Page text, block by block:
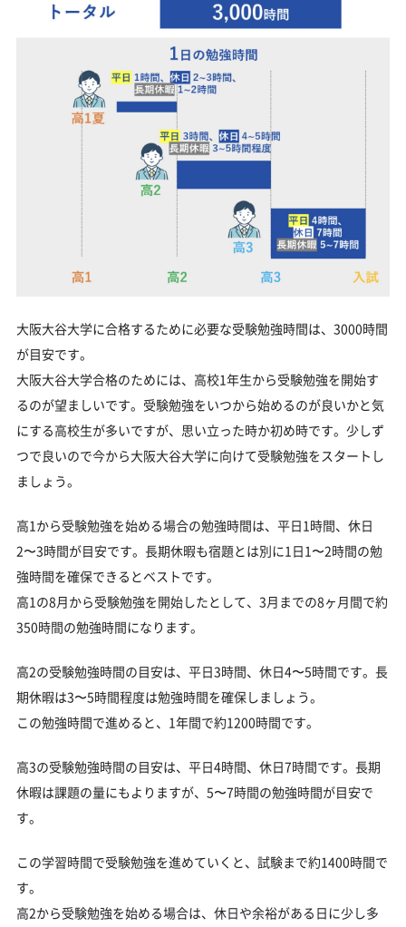
大阪大谷大学に合格するために必要な受験勉強時間は、3000時間
が目安です。
大阪大谷大学合格のためには、高校1年生から受験勉強を開始す
るのが望ましいです。受験勉強をいつから始めるのが良いかと気
にする高校生が多いですが、思い立った時か初め時です。少しず
つで良いので今から大阪大谷大学に向けて受験勉強をスタートし
ましょう。
高1から受験勉強を始める場合の勉強時間は、平日1時間、休日
2〜3時間が目安です。長期休暇も宿題とは別に1日1〜2時間の勉
強時間を確保できるとベストです。
高1の8月から受験勉強を開始したとして、3月までの8ヶ月間で約
350時間の勉強時間になります。
高2の受験勉強時間の目安は、平日3時間、休日4〜5時間です。長
期休暇は3〜5時間程度は勉強時間を確保しましょう。
この勉強時間で進めると、1年間で約1200時間です。
高3の受験勉強時間の目安は、平日4時間、休日7時間です。長期
休暇は課題の量にもよりますが、5〜7時間の勉強時間が目安で
す。
この学習時間で受験勉強を進めていくと、試験まで約1400時間で
す。
高2から受験勉強を始める場合は、休日や余裕がある日に少し多